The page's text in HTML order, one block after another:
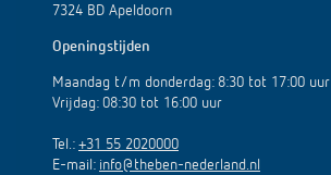
7324 BD Apeldoorn
Openingstijden
Maandag t/m donderdag: 8:30 tot 17:00 uur
Vrijdag: 08:30 tot 16:00 uur
Tel.: +31 55 2020000
E-mail: info@theben-nederland.nl